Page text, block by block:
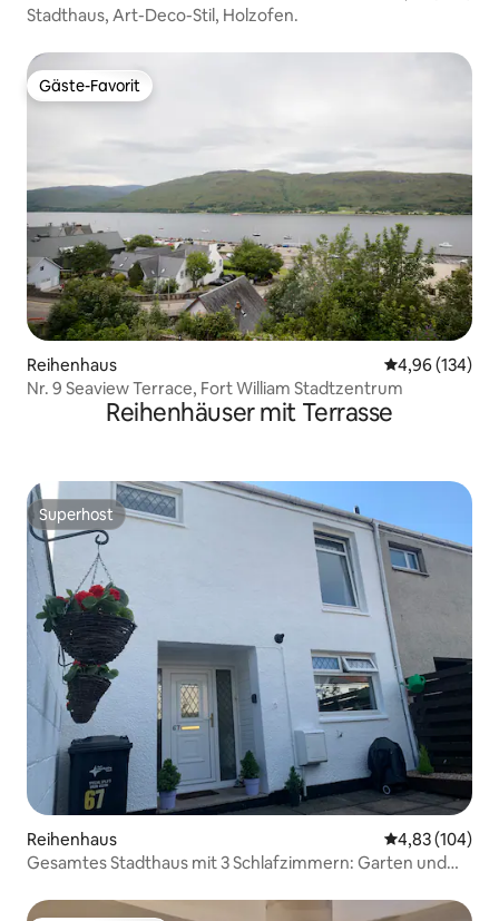
Stadthaus, Art-Deco-Stil, Holzofen.
Gäste-Favorit
Gäste-Favorit
Reihenhaus
4,96 (134)
Nr. 9 Seaview Terrace, Fort William Stadtzentrum
Reihenhäuser mit Terrasse
Superhost
Superhost
Reihenhaus
4,83 (104)
Gesamtes Stadthaus mit 3 Schlafzimmern: Garten und